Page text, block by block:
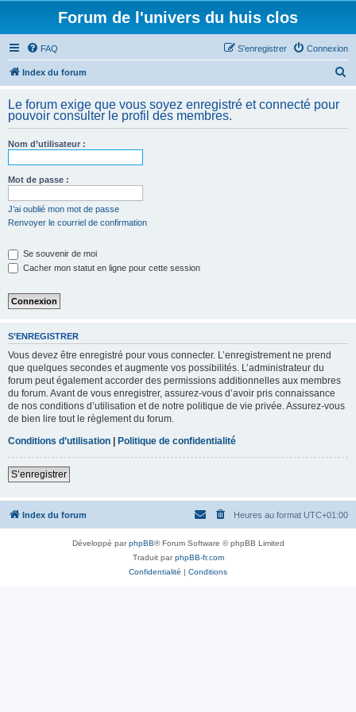
Forum de l'univers du huis clos
FAQ Connexion
S’enregistrer
Index du forum
h
Le forum exige que vous soyez enregistré et connecté pour
pouvoir consulter le profil des membres.
Nom d’utilisateur :
Mot de passe :
J’ai oublié mon mot de passe
Renvoyer le courriel de confirmation
Se souvenir de moi
Cacher mon statut en ligne pour cette session
S’ENREGISTRER
Vous devez être enregistré pour vous connecter. L’enregistrement ne prend
que quelques secondes et augmente vos possibilités. L’administrateur du
forum peut également accorder des permissions additionnelles aux membres
du forum. Avant de vous enregistrer, assurez-vous d’avoir pris connaissance
de nos conditions d’utilisation et de notre politique de vie privée. Assurez-vous
de bien lire tout le règlement du forum.
Conditions d’utilisation | Politique de confidentialité
S’enregistrer
Index du forum Heures au format UTC+01:00
Développé parphpBB® Forum Software © phpBB Limited
Traduit parphpBB-fr.com
Confidentialité | Conditions